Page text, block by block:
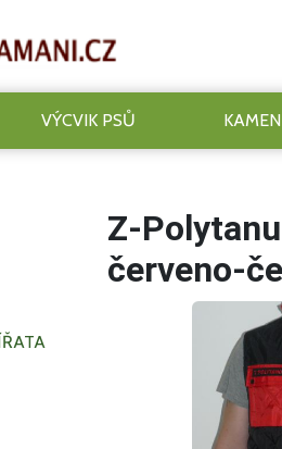
VÝCVIK PSŮ
Z-
červeno-